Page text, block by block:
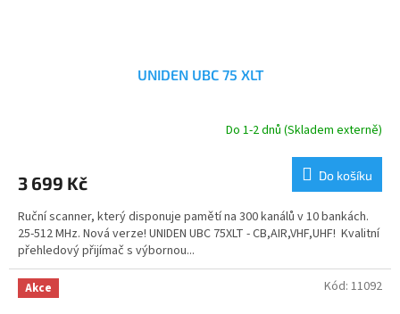
UNIDEN UBC 75 XLT
je
z
5
hvězdiček.
Do 1-2 dnů (Skladem externě)
3 699 Kč Do košíku
Ruční scanner, který disponuje pamětí na 300 kanálů v 10 bankách.
25-512 MHz. Nová verze! UNIDEN UBC 75XLT - CB,AIR,VHF,UHF! Kvalitní
přehledový přijímač s výbornou...
Akce Kód: 11092